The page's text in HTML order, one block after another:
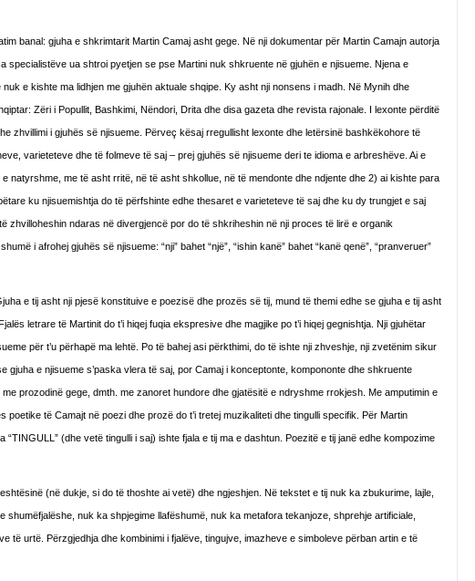
banal: gjuha e shkrimtarit Martin Camaj asht gege. Në nji dokumentar për Martin Camajn autorja
specialistëve ua shtroi pyetjen se pse Martini nuk shkruente në gjuhën e njisueme. Njena e
e kishte ma lidhjen me gjuhën aktuale shqipe. Ky asht nji nonsens i madh. Në Mynih dhe
Zëri i Popullit, Bashkimi, Nëndori, Drita dhe disa gazeta dhe revista rajonale. I lexonte përditë
zhvillimi i gjuhës së njisueme. Përveç kësaj rregullisht lexonte dhe letërsinë bashkëkohore të
varieteteve dhe të folmeve të saj – prej gjuhës së njisueme deri te idioma e arbreshëve. Ai e
natyrshme, me të asht rritë, në të asht shkollue, në të mendonte dhe ndjente dhe 2) ai kishte para
ku njisuemishtja do të përfshinte edhe thesaret e varieteteve të saj dhe ku dy trungjet e saj
ndaras në divergjencë por do të shkriheshin në nji proces të lirë e organik
i afrohej gjuhës së njisueme: “nji” bahet “një”, “ishin kanë” bahet “kanë qenë”, “pranveruer”
e tij asht nji pjesë konstituive e poezisë dhe prozës së tij, mund të themi edhe se gjuha e tij asht
letrare të Martinit do t’i hiqej fuqia ekspresive dhe magjike po t’i hiqej gegnishtja. Nji gjuhëtar
për t’u përhapë ma lehtë. Po të bahej asi përkthimi, do të ishte nji zhveshje, nji zvetënim sikur
e njisueme s’paska vlera të saj, por Camaj i konceptonte, kompononte dhe shkruente
prozodinë gege, dmth. me zanoret hundore dhe gjatësitë e ndryshme rrokjesh. Me amputimin e
të Camajt në poezi dhe prozë do t’i tretej muzikaliteti dhe tingulli specifik. Për Martin
(dhe vetë tingulli i saj) ishte fjala e tij ma e dashtun. Poezitë e tij janë edhe kompozime
(në dukje, si do të thoshte ai vetë) dhe ngjeshjen. Në tekstet e tij nuk ka zbukurime, lajle,
nuk ka shpjegime llafëshumë, nuk ka metafora tekanjoze, shprehje artificiale,
të urtë. Përzgjedhja dhe kombinimi i fjalëve, tingujve, imazheve e simboleve përban artin e të